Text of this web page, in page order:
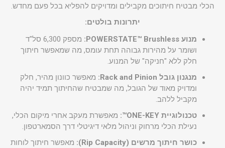
הכלי מבטיח חיתוכים מקבילים ומדויקים להפליא בכל פעם מחדש.
יתרונות בולטים:
מנוע POWERSTATE™ Brushless:
מספק 6,300 סל"ד
ושומר על מהירות גבוהה תחת עומס, מה שמאפשר חיתוך
חלק ללא "חניקה" של המנוע.
מנגנון גובל Rack and Pinion:
מאפשר כוונון מהיר, חלק
ומדויק מאוד של הגובל, מה שמבטיח שהחיתוך תמיד יהיה
מקביל ללהב.
טכנולוגיית ONE-KEY™:
מאפשרת מעקב אחרי מיקום הכלי,
נעילת הכלי מרחוק וניהול מלאי דיגיטלי דרך הסמארטפון.
כושר חיתוך מרשים (Rip Capacity):
מאפשר חיתוך לוחות